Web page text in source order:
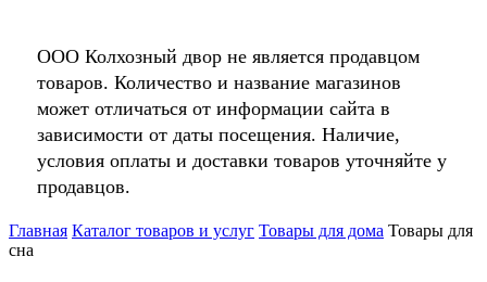
ООО Колхозный двор не является продавцом
товаров. Количество и название магазинов
может отличаться от информации сайта в
зависимости от даты посещения. Наличие,
условия оплаты и доставки товаров уточняйте у
продавцов.
Главная Каталог товаров и услуг Товары для дома Товары для
сна